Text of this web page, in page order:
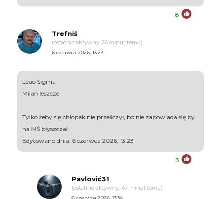
8
Trefniś
(ostatnio aktywny: 26 minut temu)
6 czerwca 2026, 13:23
Leao Sigma
Milan leszcze
Tylko żeby się chłopak nie przeliczył, bo nie zapowiada się by
na MŚ błyszczał.
Edytowano dnia: 6 czerwca 2026, 13:23
3
Pavlović31
(ostatnio aktywny: 47 minut temu)